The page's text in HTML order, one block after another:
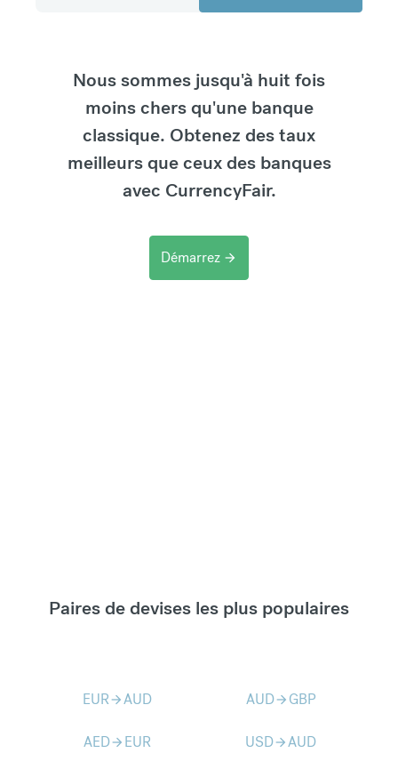
Nous sommes jusqu'à huit fois
moins chers qu'une banque
classique. Obtenez des taux
meilleurs que ceux des banques
avec CurrencyFair.
Démarrez arrow_forward
Paires de devises les plus populaires
EURarrow_forwardAUD AUDarrow_forward GBP
AEDarrow_forward EUR USDarrow_forwardAUD